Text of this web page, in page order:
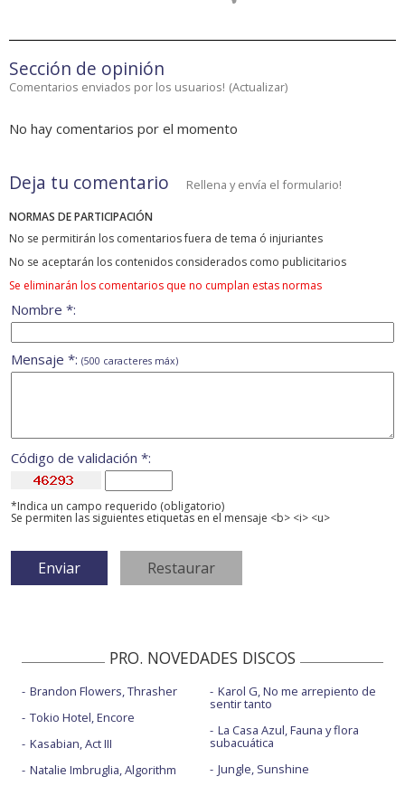
Sección de opinión
Comentarios enviados por los usuarios! (Actualizar)
No hay comentarios por el momento
Deja tu comentario Rellena y envía el formulario!
NORMAS DE PARTICIPACIÓN
No se permitirán los comentarios fuera de tema ó injuriantes
No se aceptarán los contenidos considerados como publicitarios
Se eliminarán los comentarios que no cumplan estas normas
Nombre *:
Mensaje *: (500 caracteres máx)
Código de validación *:
*Indica un campo requerido (obligatorio)
Se permiten las siguientes etiquetas en el mensaje <b> <i> <u>
PRO. NOVEDADES DISCOS
Brandon Flowers, Thrasher
Tokio Hotel, Encore
Kasabian, Act III
Natalie Imbruglia, Algorithm
Karol G, No me arrepiento de
sentir tanto
La Casa Azul, Fauna y flora
subacuática
Jungle, Sunshine